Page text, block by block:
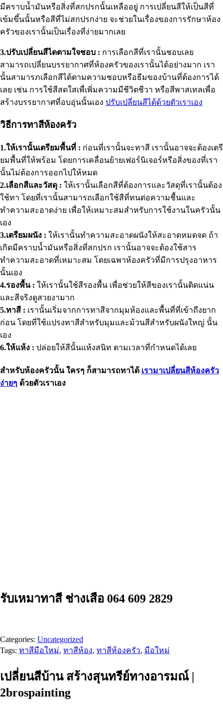
มีคราบน้ำมันหรือสิ่งที่สกปรกนั้นเหลืออยู่ การเปลี่ยนสีให้เป็นสีที่
เข้มขึ้นนั้นหรือสีที่ไม่สกปรกง่าย จะช่วยในเรื่องของการรักษาห้อง
ครัวของเรานั้นเป็นเรื่องที่ง่ายมากเลย
3.ปรับเปลี่ยนสีไดตามใจชอบ : การเลือกสีที่เรานั้นชอบเลย
สามารถเปลี่ยนบรรยากาศที่ห้องครัวของเรานั้นได้อย่างมาก เรา
นั้นสามารภเลือกสีได้ตามความชอบหรือธีมของบ้านที่ต้องการได้
เลย เช่น การใช้สีสดใสเพื่เพิ่มความมีชีวิตชีวา หรือสีพาสเทลเพื่อ
สร้างบรรยากาศที่อบอุ่นนั้นเอง ปรับเปลี่ยนสีได้ด้วยตัวเราเอง
วิธีการทาสีห้องครัว
1.ให้เรานั้นเตรียมพื้นที่ : ก่อนที่เรานั้นจะทาสี เรานั้นอาจจะต้องเตรี
ยมพื้นที่ให้พร้อม โดยการเคลื่อนย้ายเฟอร์นิเจอร์หรือสิ่งของที่เรา
นั้นไม่ต้องการออกไปให้หมด
2.เลือกสีและวัสดุ : ให้เรานั้นเลือกสีที่ต้องการและวัสดุที่เรานั้นต้อง
ใช้ทา โดยที่เรานั้นสามารถเลือกใช้สีที่ทนต่อความชื้นและ
ทำความสะอาดง่าย เพื่อให้เหมาะสมสำหรับการใช้งานในครัวนั้น
เอง
3.เตรียมผนัง : ให้เรานั้นทำความสะอาดผนังให้สะอาดหมดจด ถ้า
เกิดมีคราบน้ำมันหรือสิ่งที่สกปรก เรานั้นอาจจะต้องใช้สาร
ทำความสะอาดที่เหมาะสม โดยเฉพาห้องครัวที่มีการปรุงอาหาร
นั้นเอง
4.รองพื้น : ให้เรานั้นใช้สีรองพื้น เพื่อช่วยให้สีของเรานั้นติดแน่น
และสีจริงดูสวยงามาก
5.ทาสี : เรานั้นเริ่มจากการทาสีจากมุมห้องและพื้นที่ที่เข้าถึงยาก
ก่อน โดยที่ใช้แปรงทาสีสำหรับมุมและม้วนสีสำหรับผนังใหญ่ นั้น
เอง
6.ให้แห้ง : ปล่อยให้สีนั้นแห้งสนิท ตามเวลาที่กำหนดได้เลย
สำหรับห้องครัวนั้น ใครๆ ก็สามารถทาได้ เรามาเปลี่ยนสีห้องครัว
ง่ายๆ ด้วยตัวเราเอง
รับเหมาทาสี ช่างเสือ 064 609 2829
Categories: Uncategorized
Tags: ทาสีมือใหม่, ทาสีห้อง, ทาสีห้องครัว, มือใหม่
เปลี่ยนสีบ้าน สร้างสุนทรีย์ทางอารมณ์ |
2brospainting